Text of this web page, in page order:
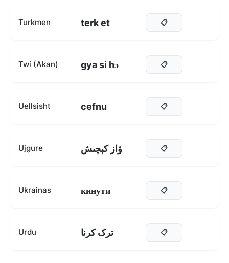
Turkmen terk et 📋
Twi (Akan) gya si hɔ 📋
Uellsisht cefnu 📋
Ujgure ۋاز كېچىش 📋
Ukrainas кинути 📋
Urdu ترک کرنا 📋